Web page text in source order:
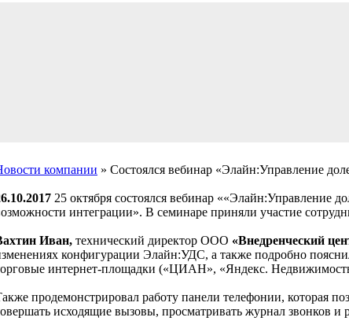
компании » Состоялся вебинар «Элайн:Управление
25 октября состоялся вебинар ««Элайн:Управление
интеграции». В семинаре приняли участие
Иван, технический директор ООО «Внедренческий
конфигурации Элайн:УДС, а также подробно
интернет-площадки («ЦИАН», «Яндекс.
продемонстрировал работу панели телефонии, которая
исходящие вызовы, просматривать журнал звонков и